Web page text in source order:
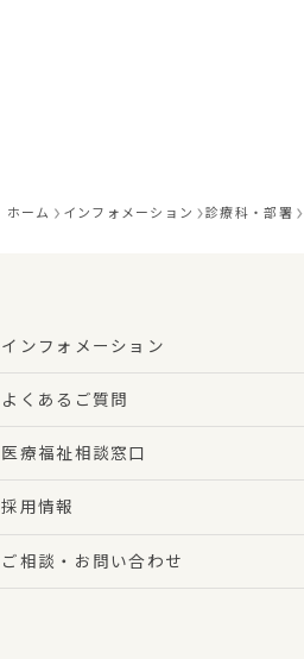
ホーム インフォメーション 診療科・部署
インフォメーション
よくあるご質問
医療福祉相談窓口
採用情報
ご相談・お問い合わせ